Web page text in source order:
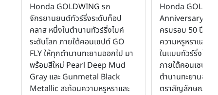
Honda GOLDWING รถ
จักรยานยนต์ทัวร์ริ่งระดับท็อป
คลาส หนึ่งในตำนานทัวร์ริ่งไบค์
ระดับโลก ภายใต้คอนเซปต์ GO
FLY ให้ทุกตำนานทะยานออกไป มา
พร้อมสีใหม่ Pearl Deep Mud
Gray และ Gunmetal Black
Metallic สะท้อนความหรูหราและ
Honda
Anniversary
ครบรอบ 50 ปีที่ส
ความหรูหราและค
ในแบบทัวร์ริ่งไบค์
ภายใต้คอนเซปต์
ตำนานทะยานออก
ตราสัญลักษณ์